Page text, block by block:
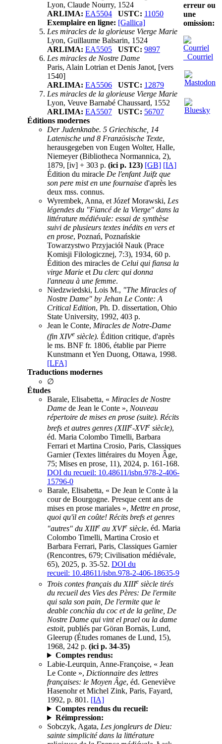
Lyon, Claude Nourry, 1524
ARLIMA: EA5504 USTC: 11050
Exemplaire en ligne: [Gallica]
Les miracles de la glorieuse Vierge Marie
Lyon, Guillaume Balsarin, 1524
ARLIMA: EA5505 USTC: 9897
Les miracles de Nostre Dame
Paris, Alain Lotrian et Denis Janot, [vers
1540]
ARLIMA: EA5506 USTC: 12879
Les miracles de la glorieuse Vierge Marie
Lyon, Veuve Barnabé Chaussard, 1552
ARLIMA: EA5507 USTC: 56707
Éditions modernes
Der Judenknabe. 5 Griechische, 14
Latenische und 8 Französische Texte,
herausgegeben von Eugen Wolter, Halle,
Niemeyer (Bibliotheca Normannica, 2),
1879, [iv] + 303 p. (ici p. 123) [GB] [IA]
Édition du miracle De l'enfant Juifz que
son pere mist en une fournaise d'après les
deux mss. connus.
Wyrembek, Anna, et Józef Morawski, Les
légendes du "Fiancé de la Vierge" dans la
littérature médiévale: essai de synthèse
suivi de plusieurs textes inédits en vers et
en prose, Poznań, Poznańskie
Towarzystwo Przyjaciół Nauk (Prace
Komisji Filologicznej, 7:3), 1934, 60 p.
Édition des miracles de Celui qui fiansa la
virge Marie et Du clerc qui donna
l'anneau à une femme.
Niedzwiedski, Lois M., "The Miracles of
Nostre Dame" by Jehan Le Conte: A
Critical Edition, Ph. D. dissertation, Ohio
State University, 1992, 403 p.
Jean le Conte, Miracles de Notre-Dame
(fin XIVe siècle). Édition critique, d'après
le ms. BNF fr. 1806, établie par Pierre
Kunstmann et Yen Duong, Ottawa, 1998.
[LFA]
Traductions modernes
∅
Études
Barale, Elisabetta, « Miracles de Nostre
Dame de Jean le Conte », Nouveau
répertoire de mises en prose (suite). Récits
brefs et autres genres (XIIIe-XVIe siècle),
éd. Maria Colombo Timelli, Barbara
Ferrari et Martina Crosio, Paris, Classiques
Garnier (Textes littéraires du Moyen Âge,
75; Mises en prose, 11), 2024, p. 161-168.
DOI du recueil: 10.48611/isbn.978-2-406-
15796-0
Barale, Elisabetta, « De Jean le Conte à la
cour de Bourgogne. Presque cent ans de
mises en prose mariales », Mettre en prose,
quoi qu'il en coûte! Récits brefs et genres
"autres" du XIIIe au XVIe siècle, éd. Maria
Colombo Timelli, Martina Crosio et
Barbara Ferrari, Paris, Classiques Garnier
(Rencontres, 679; Civilisation médiévale,
65), 2025, p. 35-52. DOI du
recueil: 10.48611/isbn.978-2-406-18635-9
Trois contes français du XIIIe siècle tirés
du recueil des Vies des Pères: De l'ermite
qui sala son pain, De l'ermite que le
deable conchïa du coc et de la geline, De
Nostre Dame qui vint el prael ou la dame
estoit, publiés par Göran Bornäs, Lund,
Gleerup (Études romanes de Lund, 15),
1968, 242 p. (ici p. 34-35)
Comptes rendus:
Labie-Leurquin, Anne-Françoise, « Jean
Le Conte », Dictionnaire des lettres
françaises: le Moyen Âge, éd. Geneviève
Hasenohr et Michel Zink, Paris, Fayard,
1992, p. 801. [IA]
Comptes rendus du recueil:
Réimpression:
Sobczyk, Agata, Les jongleurs de Dieu:
sainte simplicité dans la littérature
erreur ou
une
omission:
Courriel